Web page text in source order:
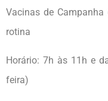
Vacinas de Campanha
rotina
Horário: 7h às 11h e
feira)